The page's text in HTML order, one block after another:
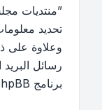
”منتديات
تحديد
وعلاوة على
رسائل البريد
برنامج phpBB.